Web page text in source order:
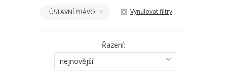
ÚSTAVNÍ PRÁVO Vynulovat filtry
Řazení:
nejnovější